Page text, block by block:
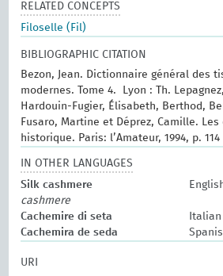
RELATED CONCEPTS
Filoselle (Fil)
BIBLIOGRAPHIC CITATION
Bezon, Jean. Dictionnaire général des
modernes.‎ Tome 4. ‎ Lyon : Th.
Hardouin-Fugier, Élisabeth, Berthod,
Fusaro, Martine et Déprez, Camille.
historique. Paris: l’Amateur, 1994, p. 114
IN OTHER LANGUAGES
Silk cashmere
cashmere
Cachemire di seta
Italian
Cachemira de seda
URI